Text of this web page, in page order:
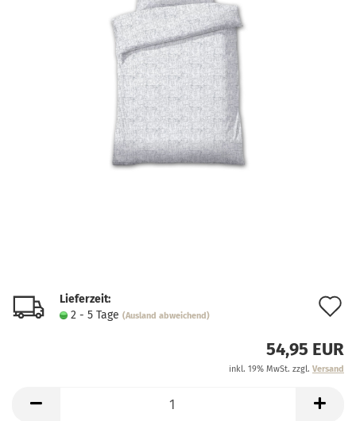
Lieferzeit:
2 - 5 Tage (Ausland abweichend)
54,95 EUR
inkl. 19% MwSt. zzgl. Versand